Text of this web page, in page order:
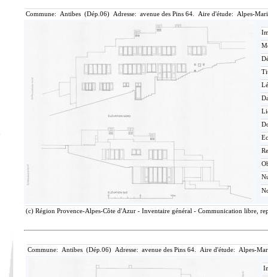
Commune: Antibes (Dép.06) Adresse: avenue des Pins 64. Aire d'étude: Alpes-
(c) Région Provence-Alpes-Côte d'Azur - Inventaire général - Communication libre,
Commune: Antibes (Dép.06) Adresse: avenue des Pins 64. Aire d'étude: Alpes-